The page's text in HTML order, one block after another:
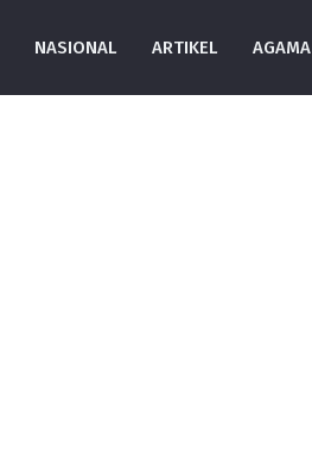
NASIONAL ARTIKEL AGAMA